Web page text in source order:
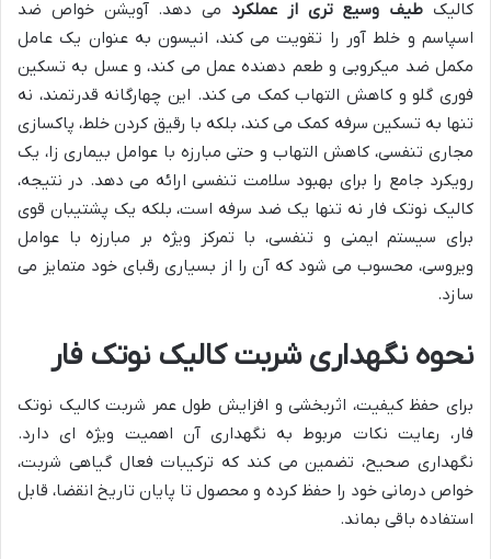
کالیک طیف وسیع تری از عملکرد می دهد. آویشن خواص ضد
اسپاسم و خلط آور را تقویت می کند، انیسون به عنوان یک عامل
مکمل ضد میکروبی و طعم دهنده عمل می کند، و عسل به تسکین
فوری گلو و کاهش التهاب کمک می کند. این چهارگانه قدرتمند، نه
تنها به تسکین سرفه کمک می کند، بلکه با رقیق کردن خلط، پاکسازی
مجاری تنفسی، کاهش التهاب و حتی مبارزه با عوامل بیماری زا، یک
رویکرد جامع را برای بهبود سلامت تنفسی ارائه می دهد. در نتیجه،
کالیک نوتک فار نه تنها یک ضد سرفه است، بلکه یک پشتیبان قوی
برای سیستم ایمنی و تنفسی، با تمرکز ویژه بر مبارزه با عوامل
ویروسی، محسوب می شود که آن را از بسیاری رقبای خود متمایز می
سازد.
نحوه نگهداری شربت کالیک نوتک فار
برای حفظ کیفیت، اثربخشی و افزایش طول عمر شربت کالیک نوتک
فار، رعایت نکات مربوط به نگهداری آن اهمیت ویژه ای دارد.
نگهداری صحیح، تضمین می کند که ترکیبات فعال گیاهی شربت،
خواص درمانی خود را حفظ کرده و محصول تا پایان تاریخ انقضا، قابل
استفاده باقی بماند.